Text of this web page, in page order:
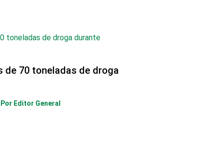
70 toneladas de droga
Editor General